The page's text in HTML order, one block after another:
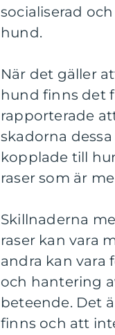
socialiserad
hund.
När det gäller
hund finns det
rapporterade
skadorna
kopplade till
raser som är
Skillnaderna
raser kan vara
andra kan vara
och hantering
beteende. Det
finns och att